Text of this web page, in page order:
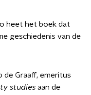
heet het boek dat
geschiedenis van de
de Graaff, emeritus
studies aan de